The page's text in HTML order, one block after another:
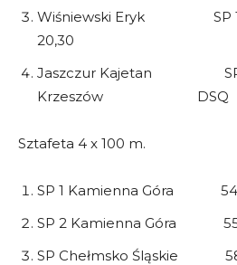
Wiśniewski Eryk
20,30
Jaszczur Kajetan
Krzeszów DSQ
Sztafeta 4 x 100 m.
SP 1 Kamienna Góra
SP 2 Kamienna Góra
SP Chełmsko Śląskie